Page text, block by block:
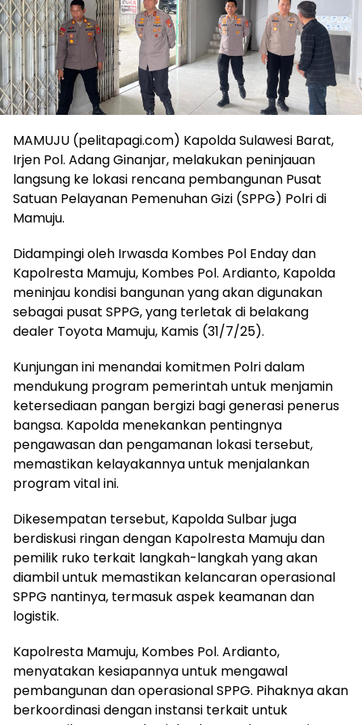
MAMUJU (pelitapagi.com) Kapolda Sulawesi Barat,
Irjen Pol. Adang Ginanjar, melakukan peninjauan
langsung ke lokasi rencana pembangunan Pusat
Satuan Pelayanan Pemenuhan Gizi (SPPG) Polri di
Mamuju.
Didampingi oleh Irwasda Kombes Pol Enday dan
Kapolresta Mamuju, Kombes Pol. Ardianto, Kapolda
meninjau kondisi bangunan yang akan digunakan
sebagai pusat SPPG, yang terletak di belakang
dealer Toyota Mamuju, Kamis (31/7/25).
Kunjungan ini menandai komitmen Polri dalam
mendukung program pemerintah untuk menjamin
ketersediaan pangan bergizi bagi generasi penerus
bangsa. Kapolda menekankan pentingnya
pengawasan dan pengamanan lokasi tersebut,
memastikan kelayakannya untuk menjalankan
program vital ini.
Dikesempatan tersebut, Kapolda Sulbar juga
berdiskusi ringan dengan Kapolresta Mamuju dan
pemilik ruko terkait langkah-langkah yang akan
diambil untuk memastikan kelancaran operasional
SPPG nantinya, termasuk aspek keamanan dan
logistik.
Kapolresta Mamuju, Kombes Pol. Ardianto,
menyatakan kesiapannya untuk mengawal
pembangunan dan operasional SPPG. Pihaknya akan
berkoordinasi dengan instansi terkait untuk